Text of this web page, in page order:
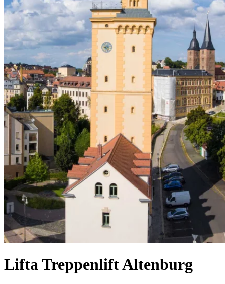
Lifta Treppenlift Altenburg